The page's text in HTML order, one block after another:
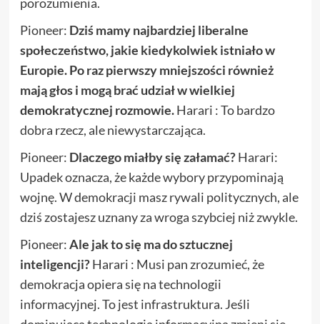
porozumienia.
Pioneer: Dziś mamy najbardziej liberalne
społeczeństwo, jakie kiedykolwiek istniało w
Europie. Po raz pierwszy mniejszości również
mają głos i mogą brać udział w wielkiej
demokratycznej rozmowie.Harari : To bardzo
dobra rzecz, ale niewystarczająca.
Pioneer: Dlaczego miałby się załamać?Harari:
Upadek oznacza, że każde wybory przypominają
wojnę. W demokracji masz rywali politycznych, ale
dziś zostajesz uznany za wroga szybciej niż zwykle.
Pioneer:Ale jak to się ma do sztucznej
inteligencji?Harari : Musi pan zrozumieć, że
demokracja opiera się na technologii
informacyjnej. To jest infrastruktura. Jeśli